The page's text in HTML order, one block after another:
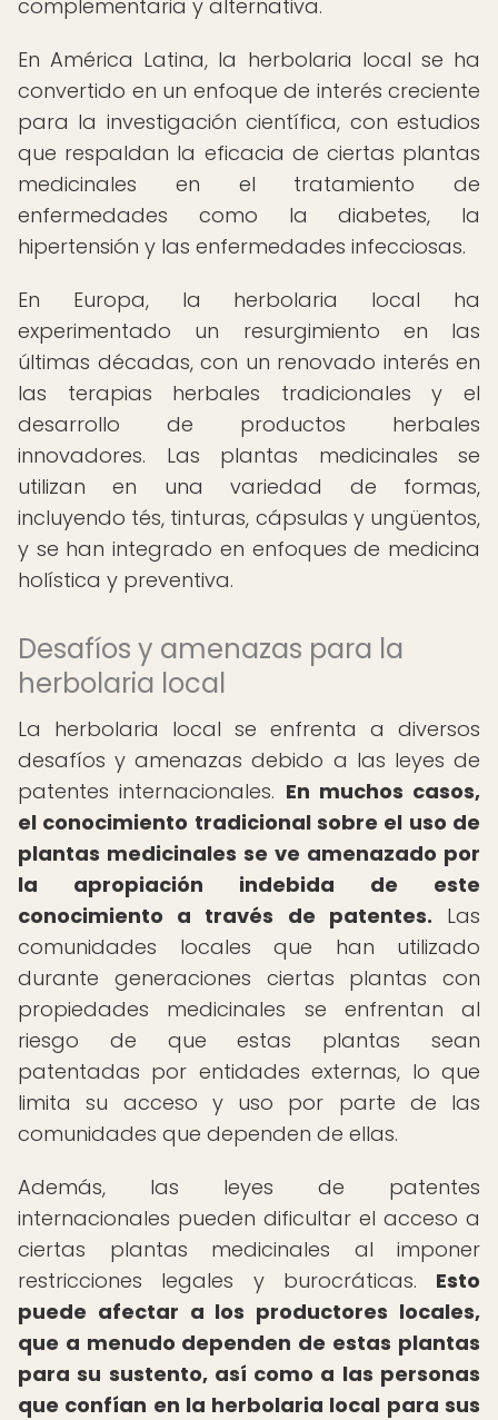
complementaria y alternativa.
En América Latina, la herbolaria local se ha
convertido en un enfoque de interés creciente
para la investigación científica, con estudios
que respaldan la eficacia de ciertas plantas
medicinales en el tratamiento de
enfermedades como la diabetes, la
hipertensión y las enfermedades infecciosas.
En Europa, la herbolaria local ha
experimentado un resurgimiento en las
últimas décadas, con un renovado interés en
las terapias herbales tradicionales y el
desarrollo de productos herbales
innovadores. Las plantas medicinales se
utilizan en una variedad de formas,
incluyendo tés, tinturas, cápsulas y ungüentos,
y se han integrado en enfoques de medicina
holística y preventiva.
Desafíos y amenazas para la
herbolaria local
La herbolaria local se enfrenta a diversos
desafíos y amenazas debido a las leyes de
patentes internacionales. En muchos casos,
el conocimiento tradicional sobre el uso de
plantas medicinales se ve amenazado por
la apropiación indebida de este
conocimiento a través de patentes. Las
comunidades locales que han utilizado
durante generaciones ciertas plantas con
propiedades medicinales se enfrentan al
riesgo de que estas plantas sean
patentadas por entidades externas, lo que
limita su acceso y uso por parte de las
comunidades que dependen de ellas.
Además, las leyes de patentes
internacionales pueden dificultar el acceso a
ciertas plantas medicinales al imponer
restricciones legales y burocráticas. Esto
puede afectar a los productores locales,
que a menudo dependen de estas plantas
para su sustento, así como a las personas
que confían en la herbolaria local para sus